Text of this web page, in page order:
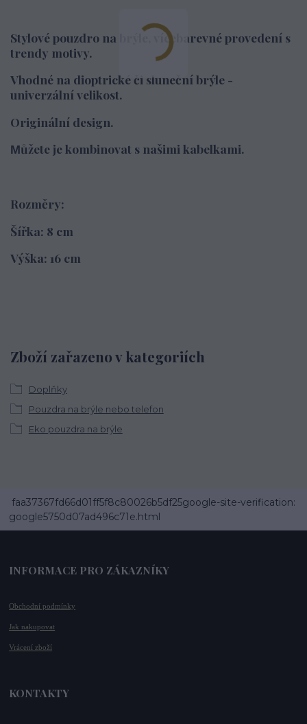
Stylové pouzdro na brýle, vícebarevné provedení s
trendy motivy.
Vhodné na dioptrické či sluneční brýle -
univerzální velikost.
Originální design.
Můžete je kombinovat s našimi kabelkami.
Rozměry:
Šířka: 8 cm
Výška: 16 cm
Zboží zařazeno v kategoriích
Doplňky
Pouzdra na brýle nebo telefon
Eko pouzdra na brýle
faa37367fd66d01ff5f8c80026b5df25google-site-verification:
google5750d07ad496c71e.html
INFORMACE PRO ZÁKAZNÍKY
Obchodní podmínky
Jak nakupovat
Vrácení zboží
KONTAKTY